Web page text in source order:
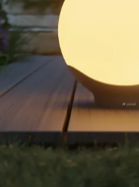
Dämmerungsschalter
NightMatic 2000